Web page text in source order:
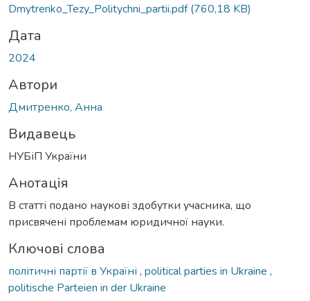
Dmytrenko_Tezy_Politychni_partii.pdf(760,18 KB)
Дата
2024
Автори
Дмитренко, Анна
Видавець
НУБіП України
Анотація
В статті подано наукові здобутки учасника, що
присвячені проблемам юридичної науки.
Ключові слова
політичні партії в Україні , political parties in Ukraine ,
politische Parteien in der Ukraine